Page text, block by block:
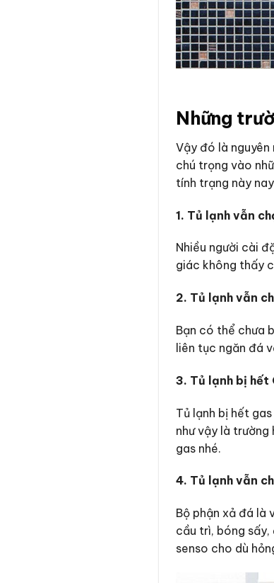
Những
Vậy đó là nguyên
chú trọng vào
tính trạng này
1. Tủ lạnh vẫn
Nhiều người cài
giác không thấy
2. Tủ lạnh vẫn
Bạn có thể chưa
liên tục ngăn đá
3. Tủ lạnh bị hết
Tủ lạnh bị hết
như vậy là
gas nhé.
4. Tủ lạnh vẫn
Bộ phận xả đá là
cầu trì, bóng
senso cho dù